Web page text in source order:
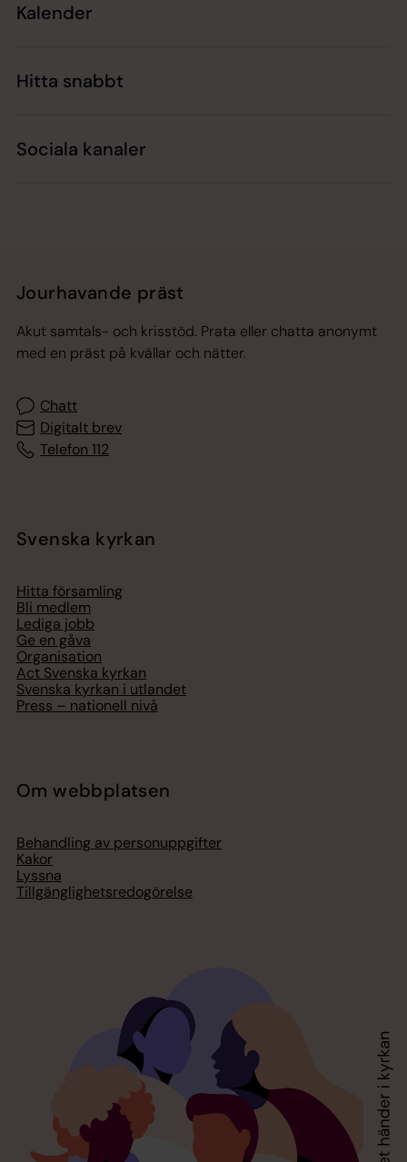
Kalender
Hitta snabbt
Sociala kanaler
Jourhavande präst
Akut samtals- och krisstöd. Prata eller chatta anonymt
med en präst på kvällar och nätter.
Chatt
Digitalt brev
Telefon 112
Svenska kyrkan
Hitta församling
Bli medlem
Lediga jobb
Ge en gåva
Organisation
Act Svenska kyrkan
Svenska kyrkan i utlandet
Press – nationell nivå
Om webbplatsen
Behandling av personuppgifter
Kakor
Lyssna
Tillgänglighetsredogörelse